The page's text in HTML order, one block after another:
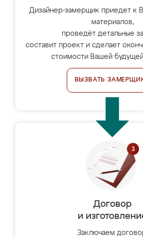
Дизайнер-замерщик приедет к
материалов,
проведёт детальные
составит проект и сделает
стоимости Вашей
ВЫЗВАТЬ
Договор
и
Заключаем